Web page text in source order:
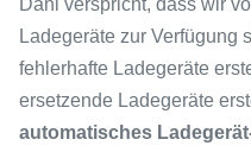
Danl verspricht, dass wir
Ladegeräte zur Verfügung
fehlerhafte Ladegeräte
ersetzende Ladegeräte
automatisches